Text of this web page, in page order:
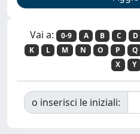
Vai a: 0-9 A B C D
K
L M N O P Q
X
Y
o inserisci le iniziali: